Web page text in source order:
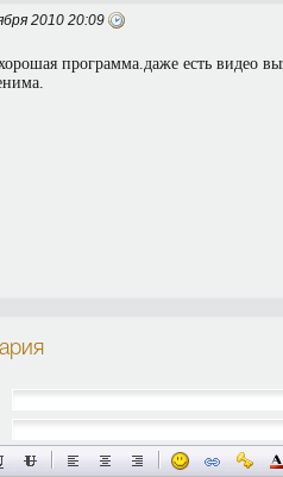
2010 20:09
программа.даже есть видео